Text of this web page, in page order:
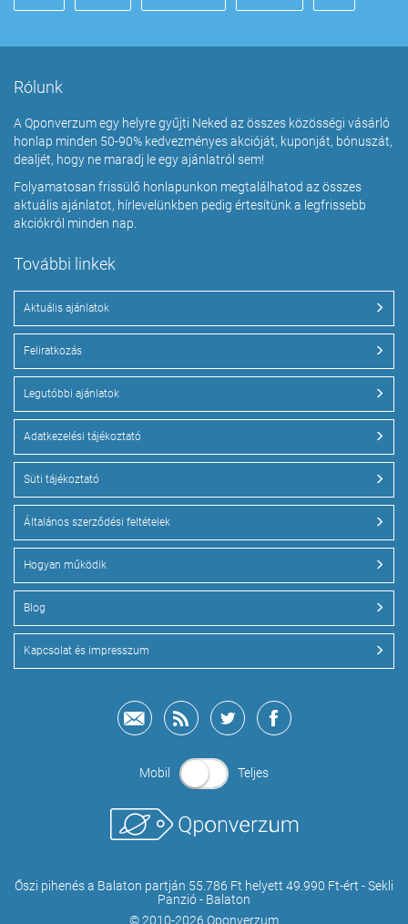
Rólunk
A Qponverzum egy helyre gyűjti Neked az összes közösségi vásárló
honlap minden 50-90% kedvezményes akcióját, kuponját, bónuszát,
dealjét, hogy ne maradj le egy ajánlatról sem!
Folyamatosan frissülő honlapunkon megtalálhatod az összes
aktuális ajánlatot, hírlevelünkben pedig értesítünk a legfrissebb
akciókról minden nap.
További linkek
Aktuális ajánlatok
Feliratkozás
Legutóbbi ajánlatok
Adatkezelési tájékoztató
Süti tájékoztató
Általános szerződési feltételek
Hogyan működik
Blog
Kapcsolat és impresszum
Mobil Teljes
Őszi pihenés a Balaton partján 55.786 Ft helyett 49.990 Ft-ért - Sekli
Panzió - Balaton
© 2010-2026 Qponverzum